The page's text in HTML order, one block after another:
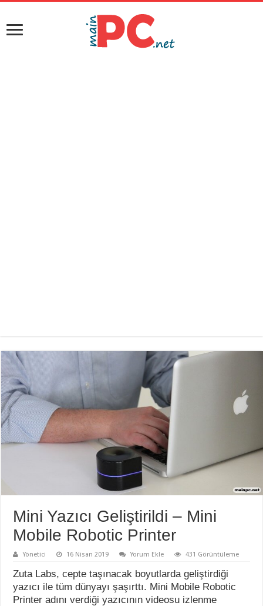
Mini Yazıcı Geliştirildi – Mini
Mobile Robotic Printer
Yönetici 16 Nisan 2019 Yorum Ekle 431 Görüntüleme
Zuta Labs, cepte taşınacak boyutlarda geliştirdiği
yazıcı ile tüm dünyayı şaşırttı. Mini Mobile Robotic
Printer adını verdiği yazıcının videosu izlenme